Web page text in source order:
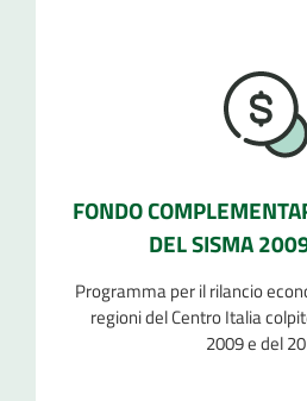
FONDO
DEL SISMA
Programma per il rilancio
regioni del Centro Italia
2009 e del